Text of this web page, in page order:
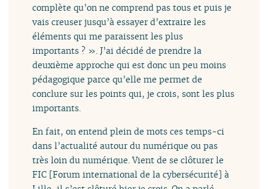
complète qu’on ne comprend pas tous et puis je
vais creuser jusqu’à essayer d’extraire les
éléments qui me paraissent les plus
importants ? ». J’ai décidé de prendre la
deuxième approche qui est donc un peu moins
pédagogique parce qu’elle me permet de
conclure sur les points qui, je crois, sont les plus
importants.
En fait, on entend plein de mots ces temps-ci
dans l’actualité autour du numérique ou pas
très loin du numérique. Vient de se clôturer le
FIC [Forum international de la cybersécurité] à